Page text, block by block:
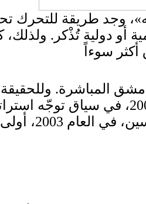
«حزب الله»، وجد طريقة
أو دولية تُذْكر.
المباشرة.
الأميركية الجمهورية، بقيادة جورج بوش، هي التي أخرجت القوات السورية من لبنان